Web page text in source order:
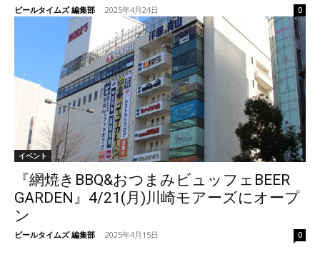
ビールタイムズ 編集部 - 2025年4月24日 0
イベント
『網焼きBBQ&おつまみビュッフェBEER
GARDEN』4/21(月)川崎モアーズにオープ
ン
ビールタイムズ 編集部 - 2025年4月15日 0